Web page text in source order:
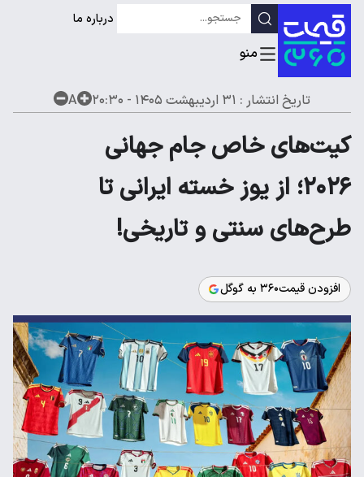
درباره ما
تاریخ انتشار : ۳۱ اردیبهشت ۱۴۰۵ - ۲۰:۳۰ A
کیت‌های خاص جام جهانی
۲۰۲۶؛ از یوز خسته ایرانی تا
طرح‌های سنتی و تاریخی!
افزودن قیمت۳۶۰ به گوگل